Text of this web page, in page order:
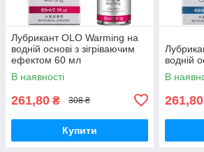
Лубрикант OLO Warming на
водній основі з зігріваючим
ефектом 60 мл
В наявності
261,80 ₴ 308 ₴
Купити
водній
В
261,80